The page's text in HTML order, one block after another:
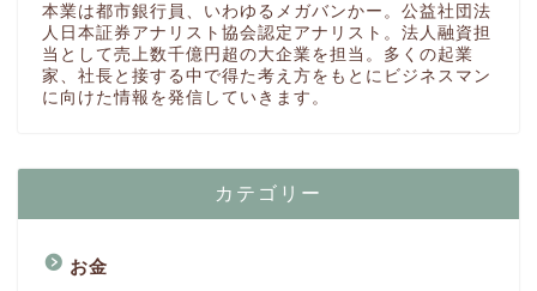
本業は都市銀行員、いわゆるメガバンかー。公益社団法
人日本証券アナリスト協会認定アナリスト。法人融資担
当として売上数千億円超の大企業を担当。多くの起業
家、社長と接する中で得た考え方をもとにビジネスマン
に向けた情報を発信していきます。
カテゴリー
お金